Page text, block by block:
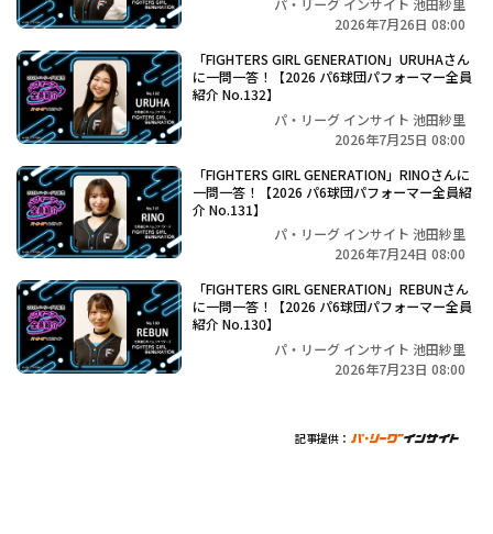
パ・リーグ インサイト 池田紗里
2026年7月26日 08:00
「FIGHTERS GIRL GENERATION」URUHAさん
に一問一答！【2026 パ6球団パフォーマー全員
紹介 No.132】
パ・リーグ インサイト 池田紗里
2026年7月25日 08:00
「FIGHTERS GIRL GENERATION」RINOさんに
一問一答！【2026 パ6球団パフォーマー全員紹
介 No.131】
パ・リーグ インサイト 池田紗里
2026年7月24日 08:00
「FIGHTERS GIRL GENERATION」REBUNさん
に一問一答！【2026 パ6球団パフォーマー全員
紹介 No.130】
パ・リーグ インサイト 池田紗里
2026年7月23日 08:00
記事提供：